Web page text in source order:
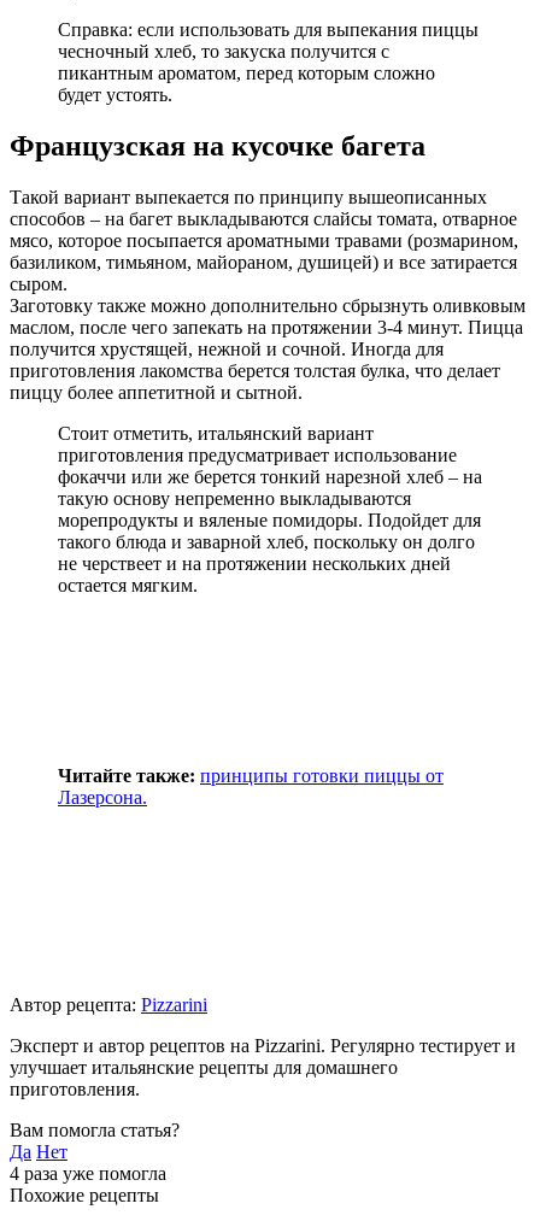
Справка: если использовать для выпекания пиццы
чесночный хлеб, то закуска получится с
пикантным ароматом, перед которым сложно
будет устоять.
Французская на кусочке багета
Такой вариант выпекается по принципу вышеописанных
способов – на багет выкладываются слайсы томата, отварное
мясо, которое посыпается ароматными травами (розмарином,
базиликом, тимьяном, майораном, душицей) и все затирается
сыром.
Заготовку также можно дополнительно сбрызнуть оливковым
маслом, после чего запекать на протяжении 3-4 минут. Пицца
получится хрустящей, нежной и сочной. Иногда для
приготовления лакомства берется толстая булка, что делает
пиццу более аппетитной и сытной.
Стоит отметить, итальянский вариант
приготовления предусматривает использование
фокаччи или же берется тонкий нарезной хлеб – на
такую основу непременно выкладываются
морепродукты и вяленые помидоры. Подойдет для
такого блюда и заварной хлеб, поскольку он долго
не черствеет и на протяжении нескольких дней
остается мягким.
Читайте также: принципы готовки пиццы от
Лазерсона.
Автор рецепта: Pizzarini
Эксперт и автор рецептов на Pizzarini. Регулярно тестирует и
улучшает итальянские рецепты для домашнего
приготовления.
Вам помогла статья?
Да Нет
4 раза уже помогла
Похожие рецепты